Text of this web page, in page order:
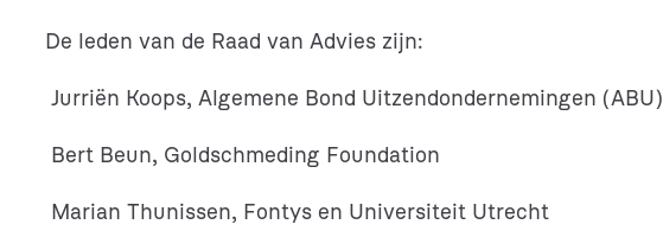
e
De leden van de Raad van Advies zijn:
Jurriën Koops, Algemene Bond Uitzendondernemingen (ABU)
Bert Beun, Goldschmeding Foundation
Marian Thunissen, Fontys en Universiteit Utrecht